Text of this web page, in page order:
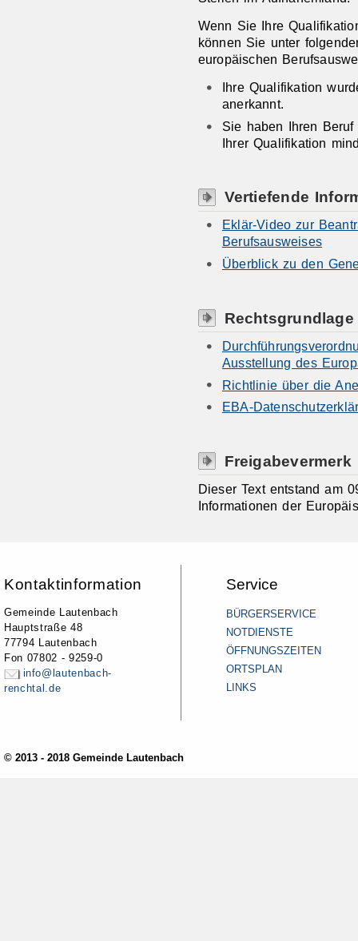
Wenn Sie Ihre
können Sie unter
europäischen
Ihre Qualifikation
anerkannt.
Sie haben Ihren
Ihrer Qualifikation
Vertiefende
Eklär-Video zur
Berufsausweises
Überblick zu den
Rechtsgrundlage
Ausstellung des
Richtlinie über die
EBA-
Freigabevermerk
Dieser Text entstand am
Informationen der
Kontaktinformation
Gemeinde Lautenbach
Hauptstraße 48
77794 Lautenbach
Fon 07802 - 9259-0
info@lautenbach-
renchtal.de
Service
BÜRGERSERVICE
NOTDIENSTE
ÖFFNUNGSZEITEN
ORTSPLAN
LINKS
© 2013 - 2018 Gemeinde Lautenbach